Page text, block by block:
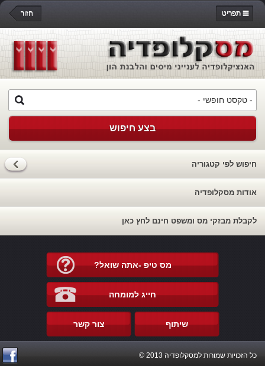
חזור תפריט
בצע חיפוש
חיפוש לפי קטגוריה
אודות מסקלופדיה
לקבלת מבזקי מס ומשפט חינם לחץ כאן
מס טיפ -אתה שואל?
חייג למומחה
צור קשר שיתוף
כל הזכויות שמורות למסקלופדיה 2013 ©